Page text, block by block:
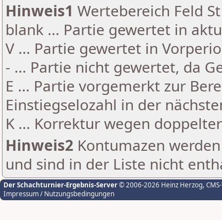
Hinweis1 Wertebereich Feld
blank ... Partie gewertet in
V ... Partie gewertet in
- ... Partie nicht gewertet, da
E ... Partie vorgemerkt zur
Einstiegselozahl in der
K ... Korrektur wegen
Hinweis2 Kontumazen
und sind in der Liste nicht
Der Schachturnier-Ergebnis-Server© 2006-2026 Heinz Herzog,
Impressum / Nutzungsbedingungen